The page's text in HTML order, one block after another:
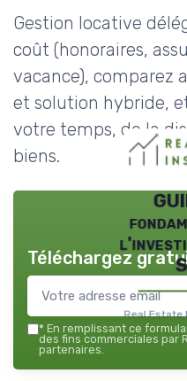
Gestion locative
coût (honoraires,
vacance), comparez
et solution hybride,
votre temps, de la
biens.
Real
Téléchargez
* En remplissant ce
des fins commerciales par
partenaires.